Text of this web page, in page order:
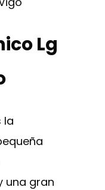
Lg
la
una gran